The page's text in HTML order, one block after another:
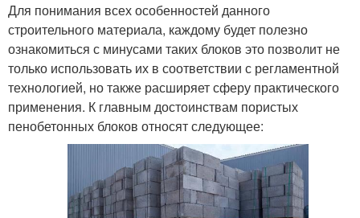
Для понимания всех особенностей данного
строительного материала, каждому будет полезно
ознакомиться с минусами таких блоков это позволит не
только использовать их в соответствии с регламентной
технологией, но также расширяет сферу практического
применения. К главным достоинствам пористых
пенобетонных блоков относят следующее: